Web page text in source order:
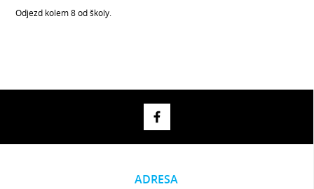
Odjezd kolem 8 od školy.
ADRESA